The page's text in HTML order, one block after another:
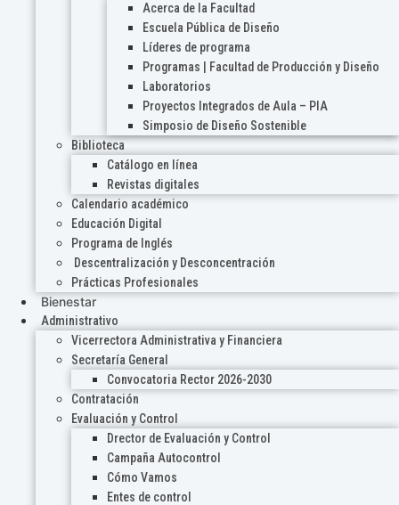
Acerca de la Facultad
Escuela Pública de Diseño
Líderes de programa
Programas | Facultad de Producción y Diseño
Laboratorios
Proyectos Integrados de Aula – PIA
Simposio de Diseño Sostenible
Biblioteca
Catálogo en línea
Revistas digitales
Calendario académico
Educación Digital
Programa de Inglés
Descentralización y Desconcentración
Prácticas Profesionales
Bienestar
Administrativo
Vicerrectora Administrativa y Financiera
Secretaría General
Convocatoria Rector 2026-2030
Contratación
Evaluación y Control
Drector de Evaluación y Control
Campaña Autocontrol
Cómo Vamos
Entes de control